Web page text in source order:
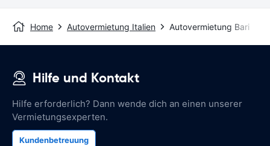
Home Autovermietung Italien Autovermietung Bari
Hilfe und Kontakt
Hilfe erforderlich? Dann wende dich an einen unserer
Vermietungsexperten.
Kundenbetreuung